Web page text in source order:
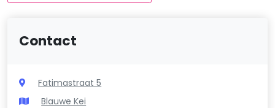
Contact
Fatimastraat 5
Blauwe Kei